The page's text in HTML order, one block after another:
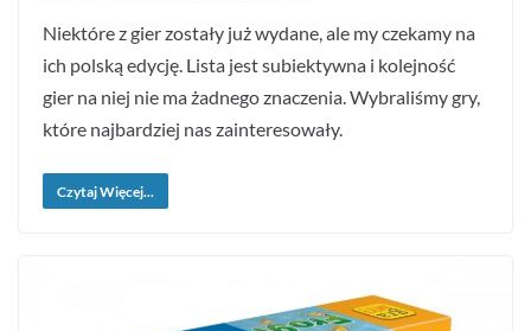
Niektóre z gier zostały już wydane, ale my czekamy na
ich polską edycję. Lista jest subiektywna i kolejność
gier na niej nie ma żadnego znaczenia. Wybraliśmy gry,
które najbardziej nas zainteresowały.
Czytaj Więcej...